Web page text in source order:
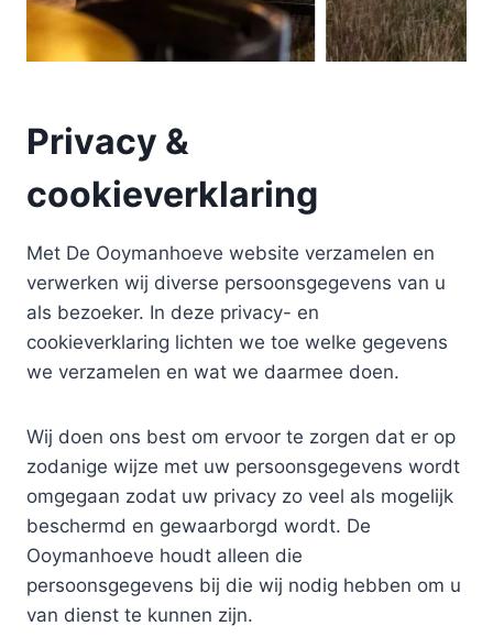
Privacy &
cookieverklaring
Met De Ooymanhoeve website verzamelen en
verwerken wij diverse persoonsgegevens van u
als bezoeker. In deze privacy- en
cookieverklaring lichten we toe welke gegevens
we verzamelen en wat we daarmee doen.
Wij doen ons best om ervoor te zorgen dat er op
zodanige wijze met uw persoonsgegevens wordt
omgegaan zodat uw privacy zo veel als mogelijk
beschermd en gewaarborgd wordt. De
Ooymanhoeve houdt alleen die
persoonsgegevens bij die wij nodig hebben om u
van dienst te kunnen zijn.